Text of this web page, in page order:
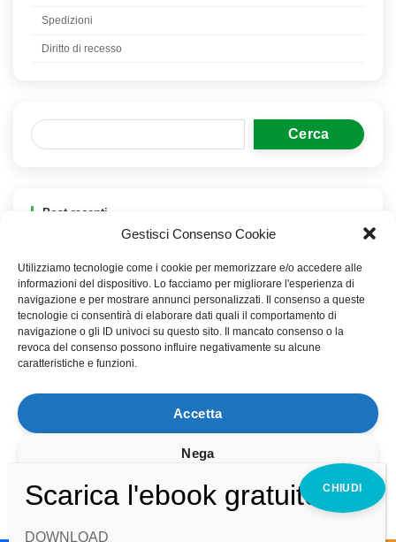
Gestisci Consenso Cookie
Utilizziamo tecnologie come i cookie per memorizzare e/o accedere alle
informazioni del dispositivo. Lo facciamo per migliorare l'esperienza di
navigazione e per mostrare annunci personalizzati. Il consenso a queste
tecnologie ci consentirà di elaborare dati quali il comportamento di
navigazione o gli ID univoci su questo sito. Il mancato consenso o la
revoca del consenso possono influire negativamente su alcune
caratteristiche e funzioni.
Accetta
Nega
Visualizza le preferenze
Spedizioni
Diritto di recesso
Cerca
Post recenti
Earthing
Come utilizzare il Biotensor con le piante
Webinar Live 27 Giugno 2024
DOWNLOAD